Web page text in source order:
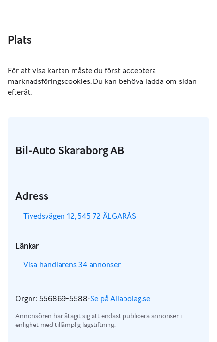
Plats
Bil-Auto Skaraborg AB
Adress
Tivedsvägen 12, 545 72 ÄLGARÅS
Länkar
Visa handlarens 34 annonser
Orgnr: 556869-5588·Se på Allabolag.se
,
Annonsören har åtagit sig att endast publicera annonser i
enlighet med tillämplig lagstiftning.